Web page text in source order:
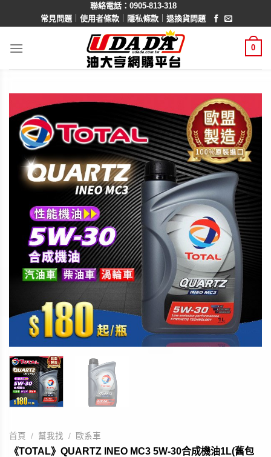
聯絡電話：0905-813-318
常見問題｜ 使用者條款｜ 隱私條款｜ 退換貨問題
0
首頁 / 幫我找 / 歐系車
《TOTAL》QUARTZ INEO MC3 5W-30合成機油1L(舊包